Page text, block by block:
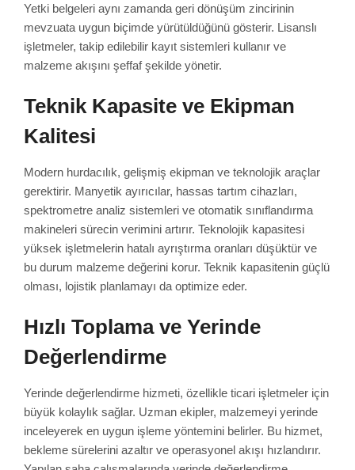
Yetki belgeleri aynı zamanda geri dönüşüm zincirinin
mevzuata uygun biçimde yürütüldüğünü gösterir. Lisanslı
işletmeler, takip edilebilir kayıt sistemleri kullanır ve
malzeme akışını şeffaf şekilde yönetir.
Teknik Kapasite ve Ekipman
Kalitesi
Modern hurdacılık, gelişmiş ekipman ve teknolojik araçlar
gerektirir. Manyetik ayırıcılar, hassas tartım cihazları,
spektrometre analiz sistemleri ve otomatik sınıflandırma
makineleri sürecin verimini artırır. Teknolojik kapasitesi
yüksek işletmelerin hatalı ayrıştırma oranları düşüktür ve
bu durum malzeme değerini korur. Teknik kapasitenin güçlü
olması, lojistik planlamayı da optimize eder.
Hızlı Toplama ve Yerinde
Değerlendirme
Yerinde değerlendirme hizmeti, özellikle ticari işletmeler için
büyük kolaylık sağlar. Uzman ekipler, malzemeyi yerinde
inceleyerek en uygun işleme yöntemini belirler. Bu hizmet,
bekleme sürelerini azaltır ve operasyonel akışı hızlandırır.